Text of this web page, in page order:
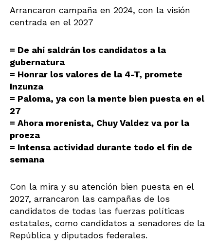
Arrancaron campaña en 2024, con la visión
centrada en el 2027
= De ahí saldrán los candidatos a la
gubernatura
= Honrar los valores de la 4-T, promete
Inzunza
= Paloma, ya con la mente bien puesta en el
27
= Ahora morenista, Chuy Valdez va por la
proeza
= Intensa actividad durante todo el fin de
semana
Con la mira y su atención bien puesta en el
2027, arrancaron las campañas de los
candidatos de todas las fuerzas políticas
estatales, como candidatos a senadores de la
República y diputados federales.